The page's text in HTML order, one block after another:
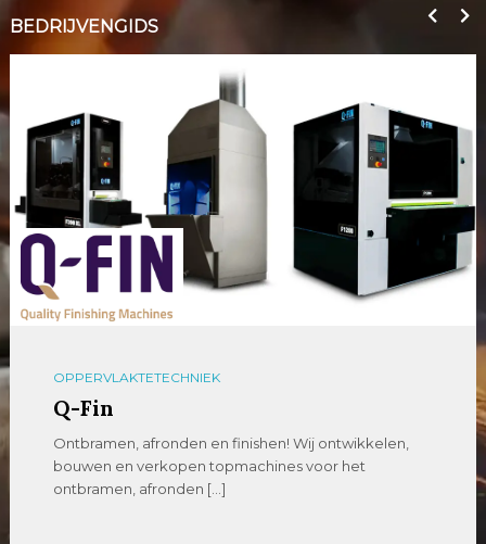
BEDRIJVENGIDS
OPPERVLAKTETECHNIEK
Q-Fin
Ontbramen, afronden en finishen! Wij ontwikkelen,
bouwen en verkopen topmachines voor het
ontbramen, afronden […]